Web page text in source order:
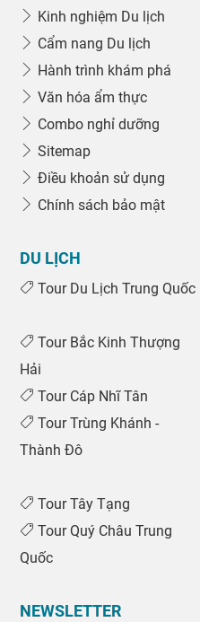
Kinh nghiệm Du lịch
Cẩm nang Du lịch
Hành trình khám phá
Văn hóa ẩm thực
Combo nghỉ dưỡng
Sitemap
Điều khoản sử dụng
Chính sách bảo mật
DU LỊCH
Tour Du Lịch Trung Quốc
Tour Bắc Kinh Thượng
Hải
Tour Cáp Nhĩ Tân
Tour Trùng Khánh -
Thành Đô
Tour Tây Tạng
Tour Quý Châu Trung
Quốc
NEWSLETTER